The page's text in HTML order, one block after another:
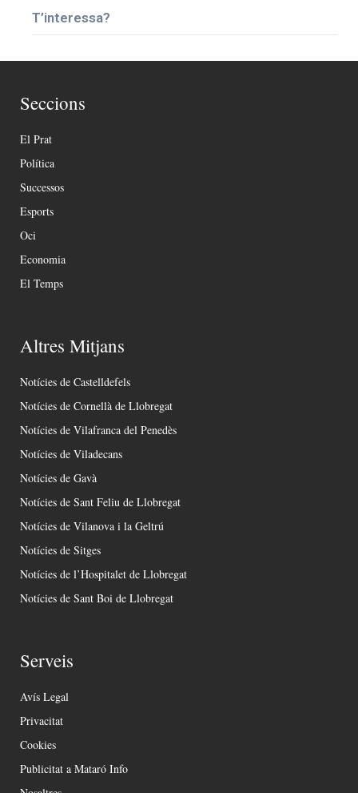
T’interessa?
Seccions
El Prat
Política
Successos
Esports
Oci
Economia
El Temps
Altres Mitjans
Notícies de Castelldefels
Notícies de Cornellà de Llobregat
Notícies de Vilafranca del Penedès
Notícies de Viladecans
Notícies de Gavà
Notícies de Sant Feliu de Llobregat
Notícies de Vilanova i la Geltrú
Notícies de Sitges
Notícies de l’Hospitalet de Llobregat
Notícies de Sant Boi de Llobregat
Serveis
Avís Legal
Privacitat
Cookies
Publicitat a Mataró Info